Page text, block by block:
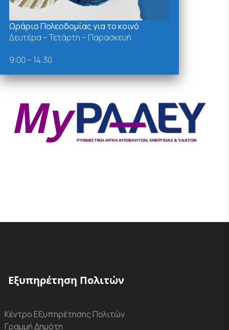
Εξυπηρέτηση Πολιτών
Κέντρο Εξυπηρέτησης Πολιτών
Γραμμή Δημότη
Ωράριο Πολεοδομίας για το κοινό
Δευτέρα – Τετάρτη – Παρασκευή
9:00 – 14:30